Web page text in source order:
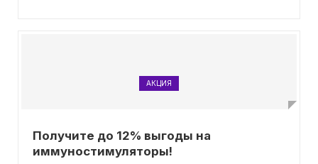
АКЦИЯ
Получите до 12% выгоды на
иммуностимуляторы!